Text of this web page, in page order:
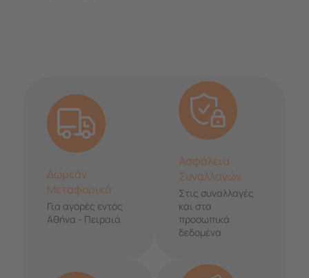
Δωρεάν
Μεταφορικά
Για αγορές εντός
Αθήνα - Πειραιά
Ασφάλεια
Συναλλαγών
Στις συναλλαγές
και στα
προσωπικά
δεδομένα